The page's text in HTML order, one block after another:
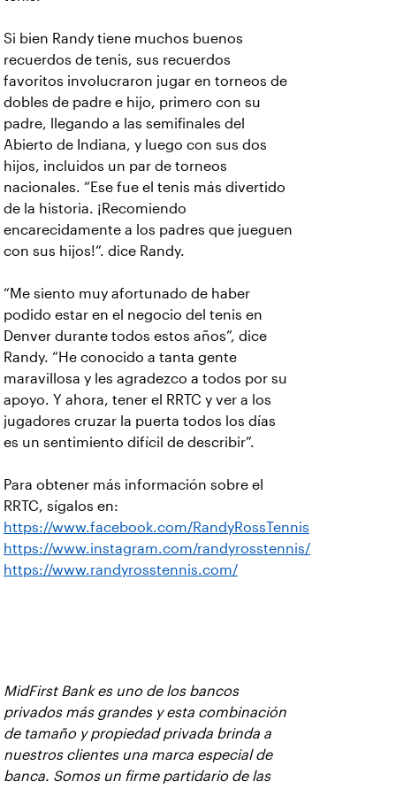
Si bien Randy tiene muchos buenos
recuerdos de tenis, sus recuerdos
favoritos involucraron jugar en torneos de
dobles de padre e hijo, primero con su
padre, llegando a las semifinales del
Abierto de Indiana, y luego con sus dos
hijos, incluidos un par de torneos
nacionales. “Ese fue el tenis más divertido
de la historia. ¡Recomiendo
encarecidamente a los padres que jueguen
con sus hijos!”. dice Randy.
“Me siento muy afortunado de haber
podido estar en el negocio del tenis en
Denver durante todos estos años”, dice
Randy. “He conocido a tanta gente
maravillosa y les agradezco a todos por su
apoyo. Y ahora, tener el RRTC y ver a los
jugadores cruzar la puerta todos los días
es un sentimiento difícil de describir”.
Para obtener más información sobre el
RRTC, sígalos en:
https://www.facebook.com/RandyRossTennis
https://www.instagram.com/randyrosstennis/
https://www.randyrosstennis.com/
MidFirst Bank es uno de los bancos
privados más grandes y esta combinación
de tamaño y propiedad privada brinda a
nuestros clientes una marca especial de
banca. Somos un firme partidario de las